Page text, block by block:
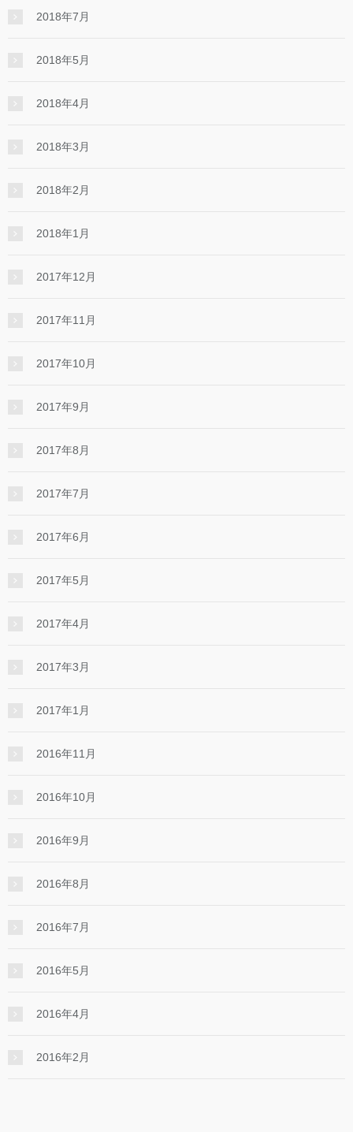
2018年7月
2018年5月
2018年4月
2018年3月
2018年2月
2018年1月
2017年12月
2017年11月
2017年10月
2017年9月
2017年8月
2017年7月
2017年6月
2017年5月
2017年4月
2017年3月
2017年1月
2016年11月
2016年10月
2016年9月
2016年8月
2016年7月
2016年5月
2016年4月
2016年2月